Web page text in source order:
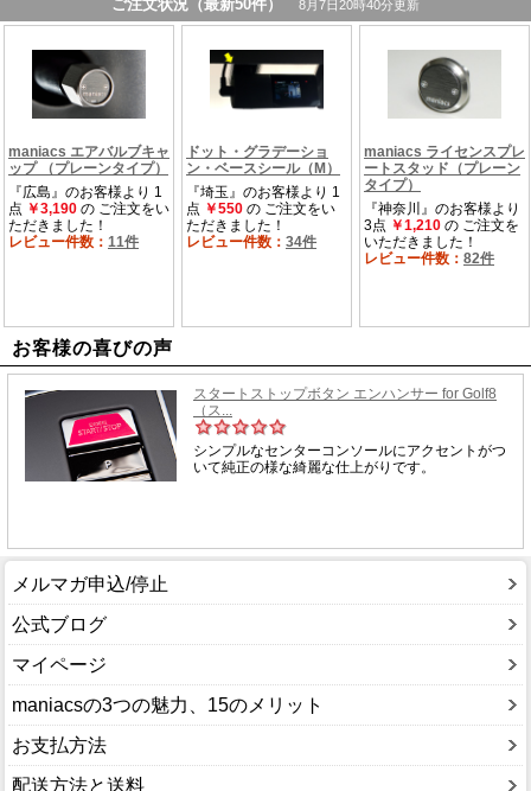
お客様の喜びの声
メルマガ申込/停止
公式ブログ
マイページ
maniacsの3つの魅力、15のメリット
お支払方法
配送方法と送料